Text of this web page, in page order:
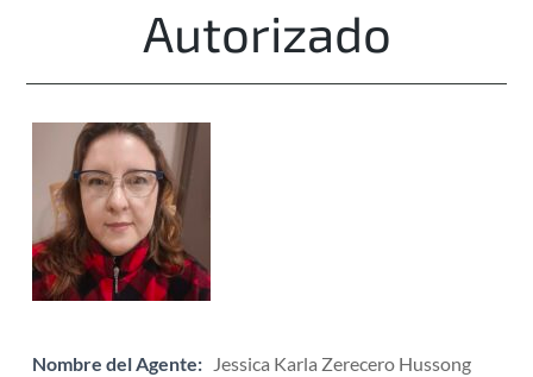
Autorizado
Nombre del Agente: Jessica Karla Zerecero Hussong